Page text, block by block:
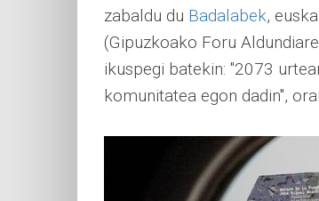
zabaldu du Badalabek,
(Gipuzkoako Foru
ikuspegi batekin: "2073
komunitatea egon dadin",